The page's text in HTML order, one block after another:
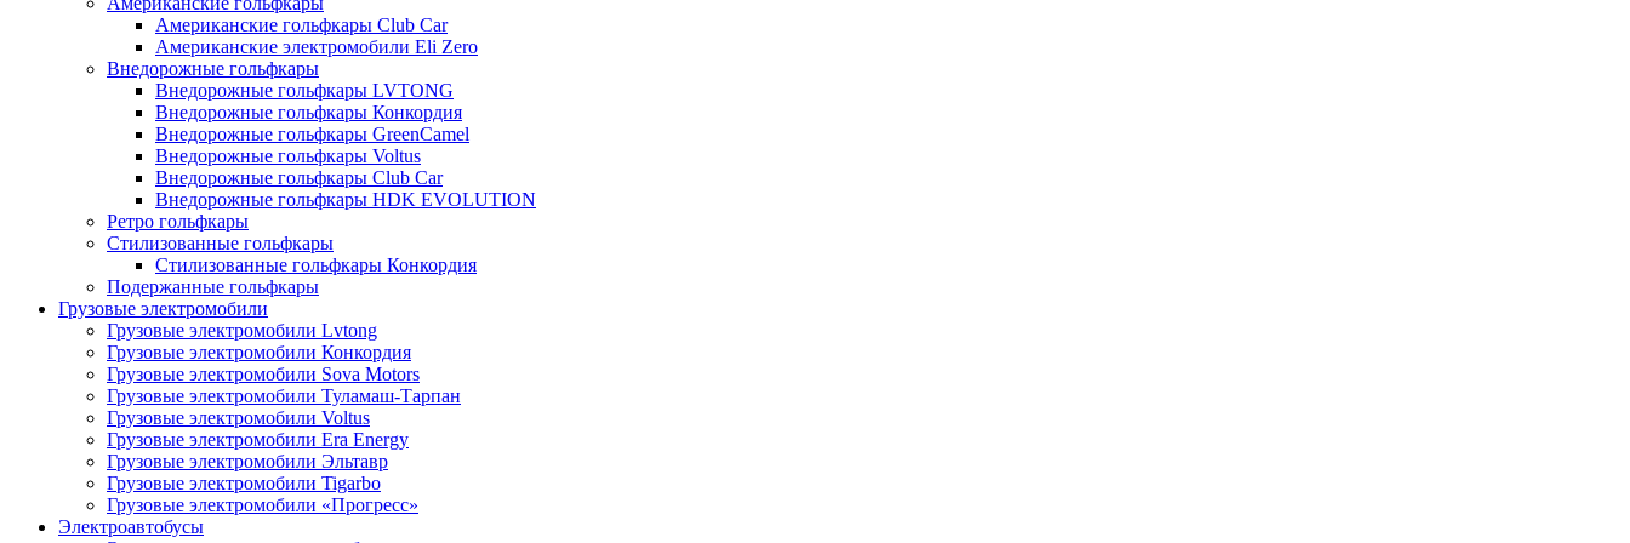
Американские гольфкары Club Car
Американские электромобили Eli Zero
Внедорожные гольфкары
Внедорожные гольфкары LVTONG
Внедорожные гольфкары Конкордия
Внедорожные гольфкары GreenCamel
Внедорожные гольфкары Voltus
Внедорожные гольфкары Club Car
Внедорожные гольфкары HDK EVOLUTION
Ретро гольфкары
Стилизованные гольфкары
Стилизованные гольфкары Конкордия
Подержанные гольфкары
Грузовые электромобили
Грузовые электромобили Lvtong
Грузовые электромобили Конкордия
Грузовые электромобили Sova Motors
Грузовые электромобили Туламаш-Тарпан
Грузовые электромобили Voltus
Грузовые электромобили Era Energy
Грузовые электромобили Эльтавр
Грузовые электромобили Tigarbo
Грузовые электромобили «Прогресс»
Электроавтобусы